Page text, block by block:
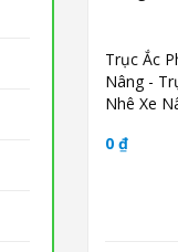
Trục Ắc
Nâng -
Nhê Xe
0 ₫